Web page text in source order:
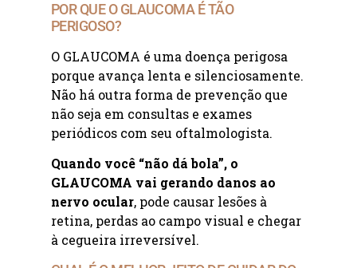
POR QUE O GLAUCOMA É TÃO
PERIGOSO?
O GLAUCOMA é uma doença perigosa
porque avança lenta e silenciosamente.
Não há outra forma de prevenção que
não seja em consultas e exames
periódicos com seu oftalmologista.
Quando você “não dá bola”, o
GLAUCOMA vai gerando danos ao
nervo ocular, pode causar lesões à
retina, perdas ao campo visual e chegar
à cegueira irreversível.